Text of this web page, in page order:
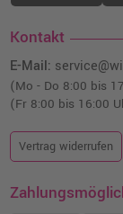
Kontakt
E-Mail:
(Mo - Do 8:00 bis
(Fr 8:00 bis 16:00
Vertrag widerrufen